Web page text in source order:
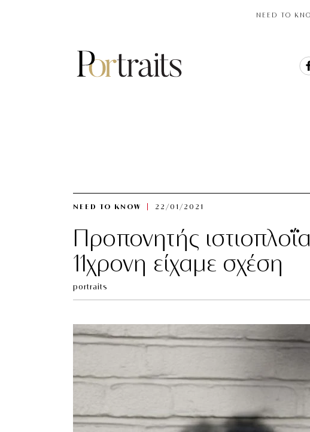
NEED TO
NEED TO KNOW 22/01/2021
Προπονητής
11χρονη είχαμε σχέση
portraits